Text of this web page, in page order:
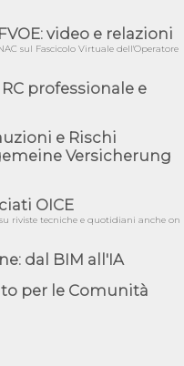
per
all’AI Act in
in Cdm per recepimento
legge: approvata oggi la
della responsabilità
illustrativa al Bando tipo
Pubblica Confindustria
della Città metropolitana
Giunta Regionale della
video e relazioni
sul Fascicolo Virtuale dell'Operatore
professionale e
e Rischi
Versicherung
OICE
riviste tecniche e quotidiani anche on
dal BIM all'IA
per le Comunità